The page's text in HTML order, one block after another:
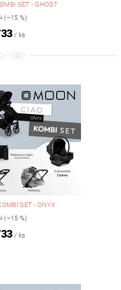
SET - GHOST
(–15 %)
/ ks
SET - ONYX
(–15 %)
/ ks